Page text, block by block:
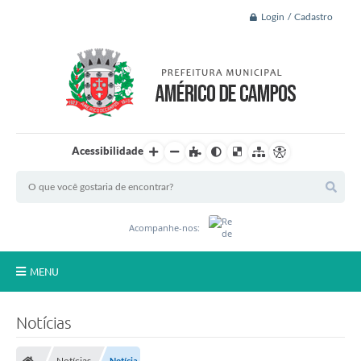
Login / Cadastro
Acessibilidade
Acompanhe-nos:
MENU
Notícias